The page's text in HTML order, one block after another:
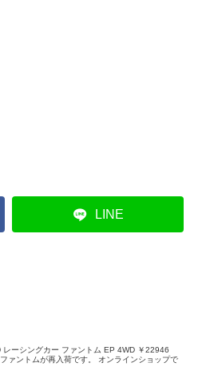
LINE
ーシングカー ファントム EP 4WD ￥22946
ァントムが再入荷です。 オンラインショップで